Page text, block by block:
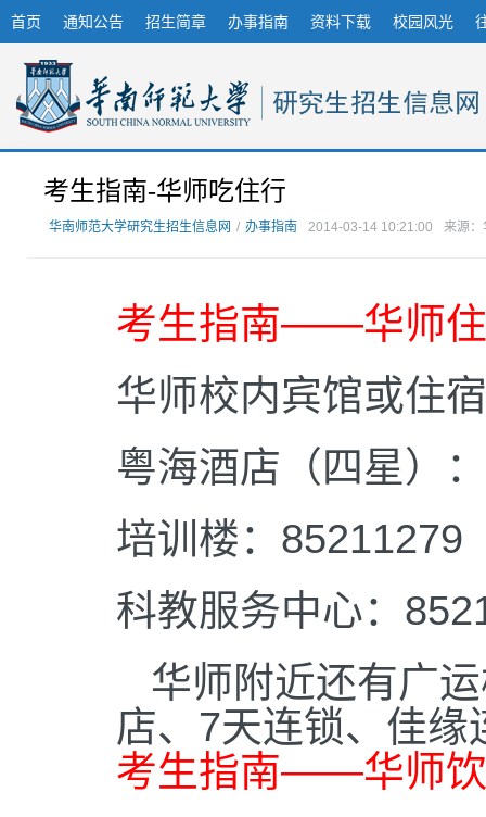
首页 通知公告 招生简章 办事指南 资料下载 校园风光
考生指南-华师吃住行
华南师范大学研究生招生信息网 / 办事指南 2014-03-14 10:21:00 来源：
考生指南——华师
华师校内宾馆或住
粤海酒店（四星）
培训楼：85211279
科教服务中心：
华师附近还有广
店、7天连锁、佳
考生指南——华师